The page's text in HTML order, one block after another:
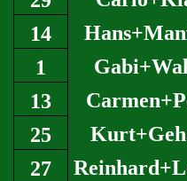
14
1
13
25
27